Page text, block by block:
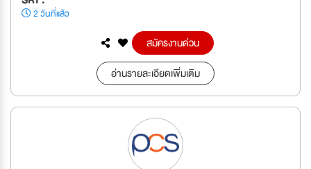
2 วันที่แล้ว
สมัครงานด่วน
อ่านรายละเอียดเพิ่มเติม